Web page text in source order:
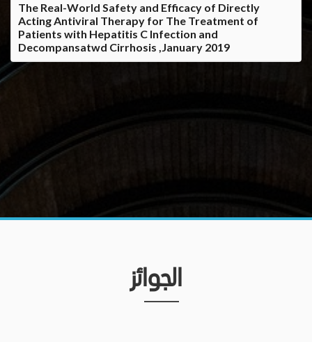
The Real-World Safety and Efficacy of Directly
Acting Antiviral Therapy for The Treatment of
Patients with Hepatitis C Infection and
Decompansatwd Cirrhosis ,January 2019
الجوائز